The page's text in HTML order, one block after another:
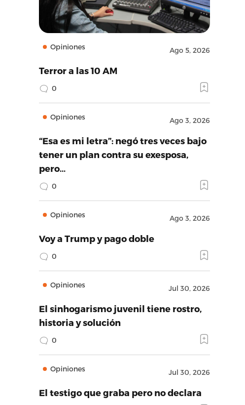
Opiniones Ago 5, 2026
Terror a las 10 AM
0
Opiniones Ago 3, 2026
“Esa es mi letra”: negó tres veces bajo
tener un plan contra su exesposa,
pero…
0
Opiniones Ago 3, 2026
Voy a Trump y pago doble
0
Opiniones Jul 30, 2026
El sinhogarismo juvenil tiene rostro,
historia y solución
0
Opiniones Jul 30, 2026
El testigo que graba pero no declara